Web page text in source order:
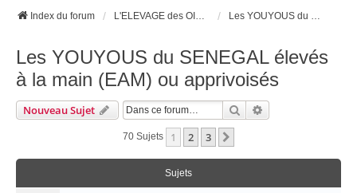
Index du forum
Les YOUYOUS du SENEGAL élevés
à la main (EAM) ou apprivoisés
Nouveau Sujet Rechercher
70 Sujets 1 2 3
Sujets